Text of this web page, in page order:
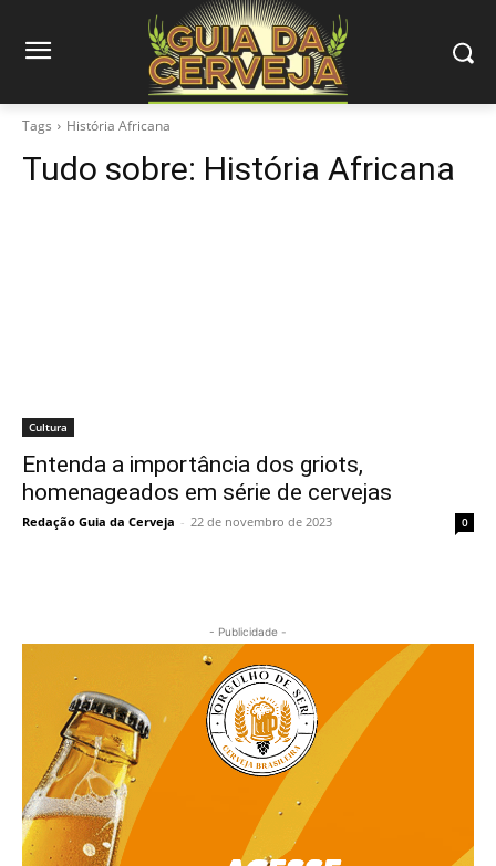
Tags História Africana
Tudo sobre: História Africana
Cultura
Entenda a importância dos griots,
homenageados em série de cervejas
Redação Guia da Cerveja - 22 de novembro de 2023 0
- Publicidade -